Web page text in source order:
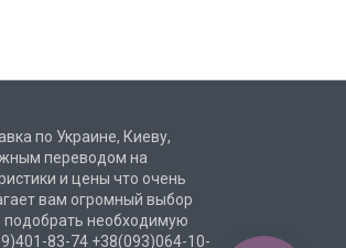
по Украине, Киеву,
переводом на
и цены что очень
вам огромный выбор
подобрать необходимую
83-74 +38(093)064-10-